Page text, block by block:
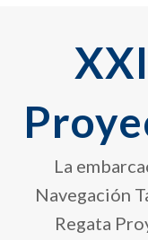
La
Navegación
Regata